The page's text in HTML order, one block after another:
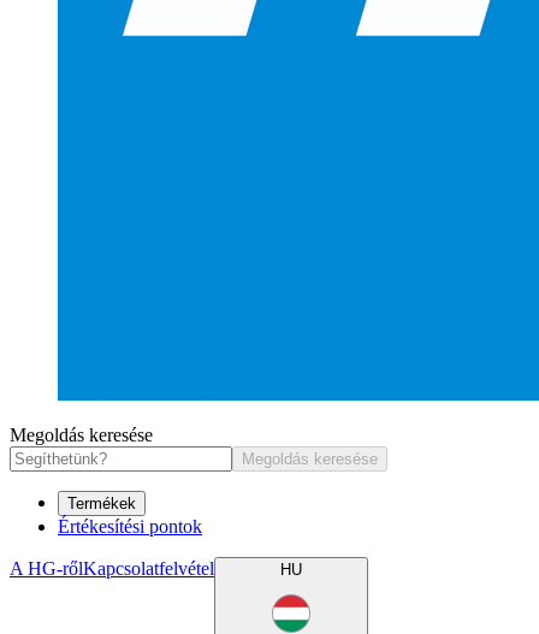
Megoldás keresése
Megoldás keresése
Termékek
Értékesítési pontok
A HG-rőlKapcsolatfelvétel HU